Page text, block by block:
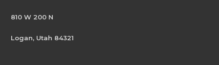
810 W 200 N
Logan, Utah 84321